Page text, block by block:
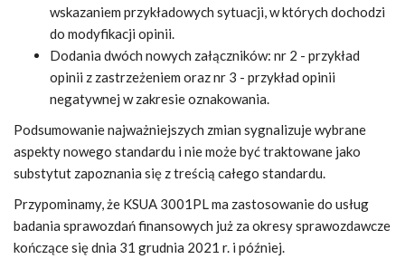
wskazaniem przykładowych sytuacji, w których dochodzi
do modyfikacji opinii.
Dodania dwóch nowych załączników: nr 2 - przykład
opinii z zastrzeżeniem oraz nr 3 - przykład opinii
negatywnej w zakresie oznakowania.
Podsumowanie najważniejszych zmian sygnalizuje wybrane
aspekty nowego standardu i nie może być traktowane jako
substytut zapoznania się z treścią całego standardu.
Przypominamy, że KSUA 3001PL ma zastosowanie do usług
badania sprawozdań finansowych już za okresy sprawozdawcze
kończące się dnia 31 grudnia 2021 r. i później.